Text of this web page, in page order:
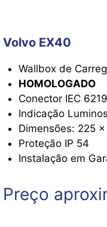
Volvo EX40
Wallbox de
HOMOLOGADO
Conector IEC
Indicação
Dimensões: 225
Proteção IP 54
Instalação em
Preço